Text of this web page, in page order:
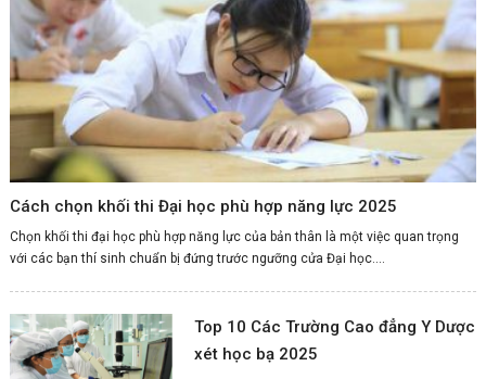
Cách chọn khối thi Đại học phù hợp năng lực 2025
Chọn khối thi đại học phù hợp năng lực của bản thân là một việc quan trọng
với các bạn thí sinh chuẩn bị đứng trước ngưỡng cửa Đại học....
Top 10 Các Trường Cao đẳng Y Dược
xét học bạ 2025